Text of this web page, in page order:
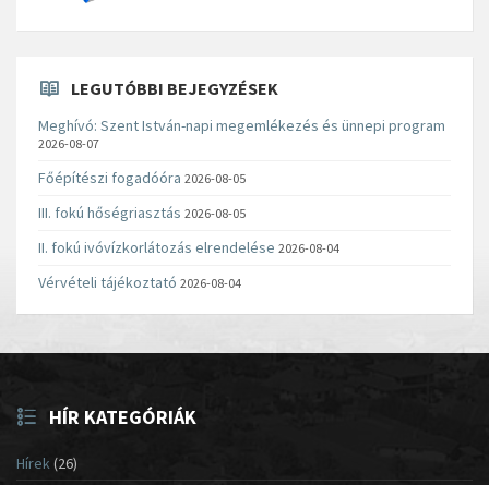
LEGUTÓBBI BEJEGYZÉSEK
Meghívó: Szent István-napi megemlékezés és ünnepi program
2026-08-07
Főépítészi fogadóóra 2026-08-05
III. fokú hőségriasztás 2026-08-05
II. fokú ivóvízkorlátozás elrendelése 2026-08-04
Vérvételi tájékoztató 2026-08-04
HÍR KATEGÓRIÁK
Hírek(26)